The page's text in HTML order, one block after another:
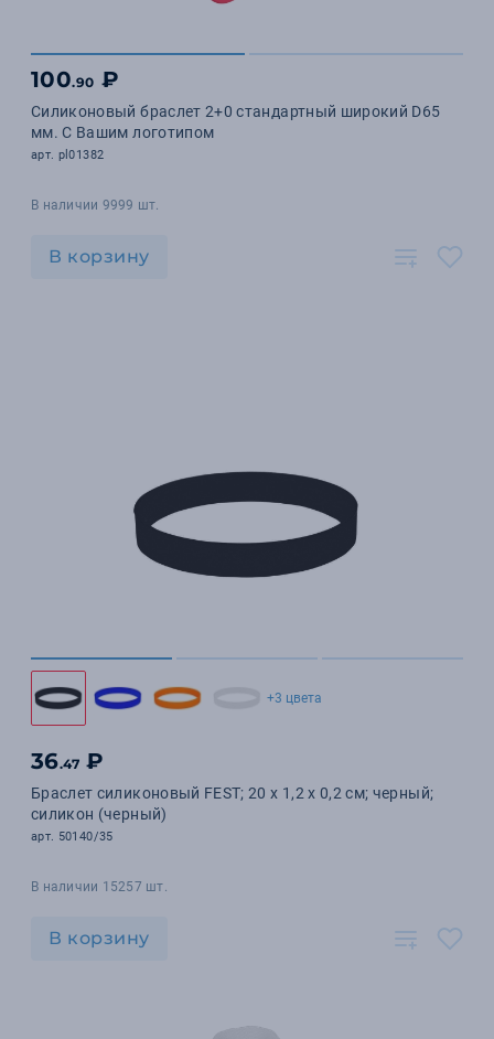
100.90 ₽
Силиконовый браслет 2+0 стандартный широкий D65
мм. С Вашим логотипом
арт. pl01382
В наличии 9999 шт.
В корзину
+3 цвета
36.47 ₽
Браслет силиконовый FEST; 20 x 1,2 x 0,2 см; черный;
силикон (черный)
арт. 50140/35
В наличии 15257 шт.
В корзину